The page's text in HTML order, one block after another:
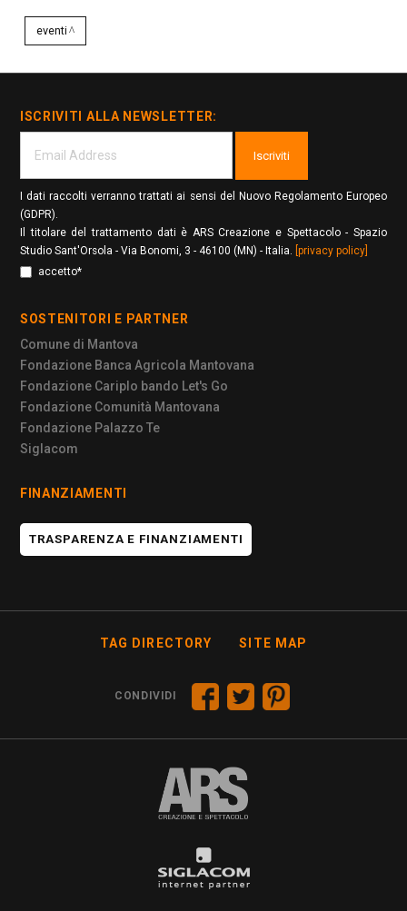
eventi
ISCRIVITI ALLA NEWSLETTER:
Iscriviti
I dati raccolti verranno trattati ai sensi del Nuovo Regolamento Europeo
(GDPR).
Il titolare del trattamento dati è ARS Creazione e Spettacolo - Spazio
Studio Sant'Orsola - Via Bonomi, 3 - 46100 (MN) - Italia.
[privacy policy]
accetto*
SOSTENITORI E PARTNER
Comune di Mantova
Fondazione Banca Agricola Mantovana
Fondazione Cariplo bando Let's Go
Fondazione Comunità Mantovana
Fondazione Palazzo Te
Siglacom
FINANZIAMENTI
TRASPARENZA E FINANZIAMENTI
TAG DIRECTORY SITE MAP
CONDIVIDI